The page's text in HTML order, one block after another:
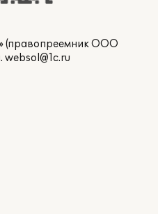
(правопреемник ООО
websol@1c.ru